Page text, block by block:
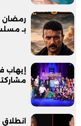
بـ
إيهاب